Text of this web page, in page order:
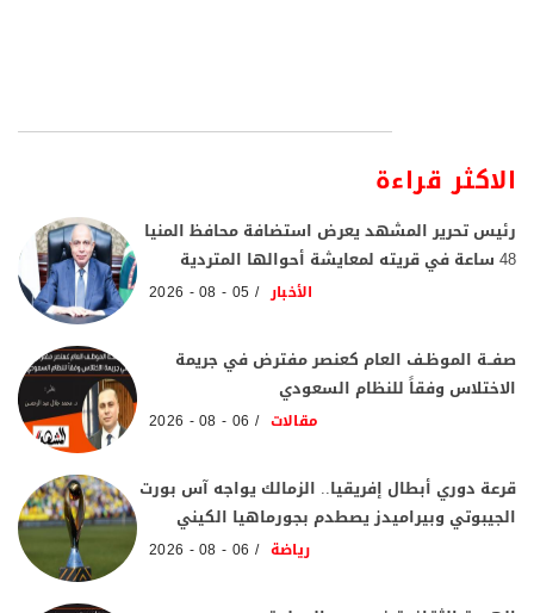
الاكثر قراءة
رئيس تحرير المشهد يعرض استضافة محافظ المنيا
48 ساعة في قريته لمعايشة أحوالها المتردية
الأخبار 05 - 08 - 2026
صفــة الموظـف العام كعنصر مفترض في جريمة
الاختلاس وفقاً للنظام السعودي
مقالات 06 - 08 - 2026
قرعة دوري أبطال إفريقيا.. الزمالك يواجه آس بورت
الجيبوتي وبيراميدز يصطدم بجورماهيا الكيني
رياضة 06 - 08 - 2026